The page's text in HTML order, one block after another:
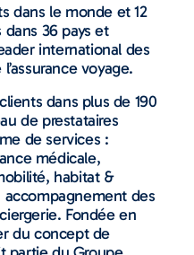
dans le monde et 12
36 pays et
international des
voyage.
dans plus de 190
de prestataires
de services :
médicale,
habitat &
des
Fondée en
du concept de